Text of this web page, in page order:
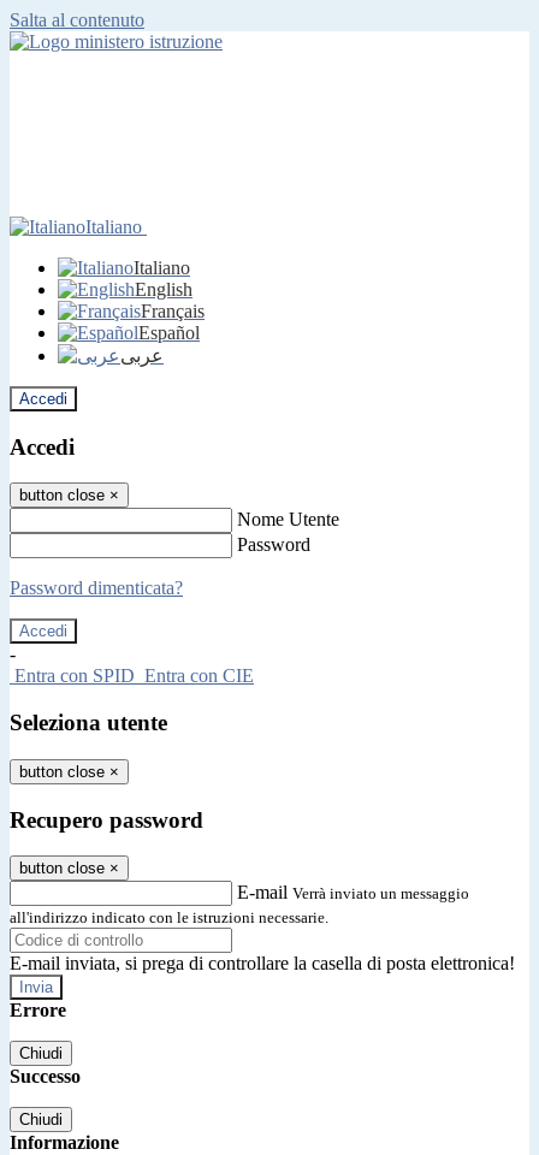
Salta al contenuto
Italiano
Italiano
English
Français
Español
عربى
Accedi
Accedi
button close ×
Nome Utente
Password
Password dimenticata?
-
Entra con SPID Entra con CIE
Seleziona utente
button close ×
Recupero password
button close ×
E-mail Verrà inviato un messaggio
all'indirizzo indicato con le istruzioni necessarie.
E-mail inviata, si prega di controllare la casella di posta elettronica!
Errore
Chiudi
Successo
Chiudi
Informazione